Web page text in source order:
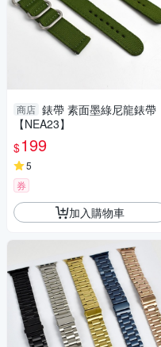
商店 錶帶 素面墨綠尼龍錶帶
【NEA23】
$199
5
券
加入購物車